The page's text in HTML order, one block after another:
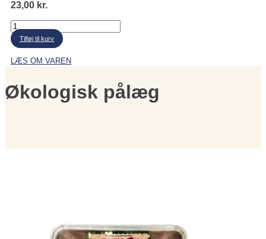
23,00 kr.
Vegansk
pålæg
salami
antal
Tilføj til kurv
LÆS OM VAREN
Økologisk pålæg